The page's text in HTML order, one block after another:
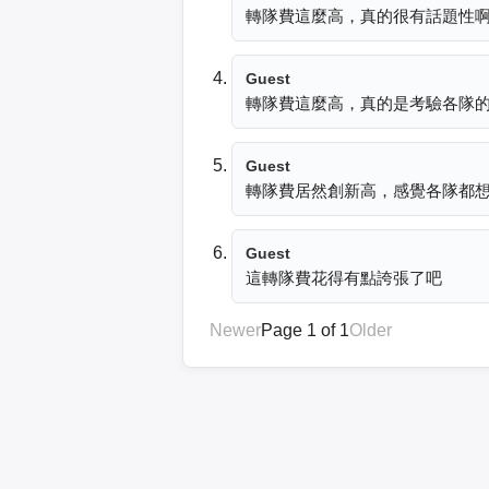
轉隊費這麼高，真的很有話題性
Guest
轉隊費這麼高，真的是考驗各隊
Guest
轉隊費居然創新高，感覺各隊都
Guest
這轉隊費花得有點誇張了吧
NewerPage 1 of 1Older